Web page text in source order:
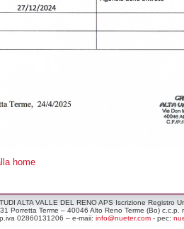
home
ALTA VALLE DEL RENO APS Iscrizione Registro
Porretta Terme – 40046 Alto Reno Terme (Bo)
02860131206 – e-maii: info@nueter.com - pec: